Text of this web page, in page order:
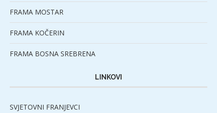
FRAMA MOSTAR
FRAMA KOČERIN
FRAMA BOSNA SREBRENA
LINKOVI
SVJETOVNI FRANJEVCI